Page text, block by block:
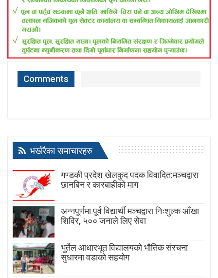
Comments
भर्खरैका समाचारहरु
गण्डकी प्रदेश खेलकुद पदक विवादित:मञ्चद्वारा
छानबिन र कारबाहीको माग
अन्नपूर्णमा पूर्व विद्यार्थी मञ्चद्वारा निःशुल्क आँखा
शिविर, ५०० जनाले लिए सेवा
भुर्तेल आधारभूत विद्यालयको भौतिक संरचना
सुधारमा वडाको सहयोग